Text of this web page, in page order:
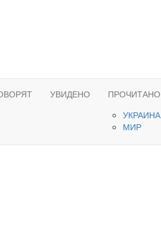
УВИДЕНО
ПРОЧИТАНО
УКРАИНА
МИР